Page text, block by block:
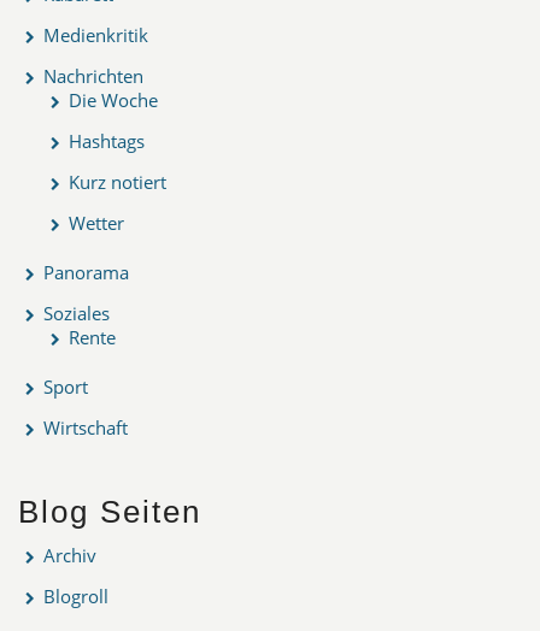
Medienkritik
Nachrichten
Die Woche
Hashtags
Kurz notiert
Wetter
Panorama
Soziales
Rente
Sport
Wirtschaft
Blog Seiten
Archiv
Blogroll